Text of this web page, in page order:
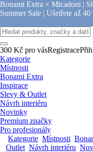
Bonami Extra × Micadoni |
Summer Sale | Ušetřete až
300 Kč pro vásRegistrace
Kategorie
Místnosti
Bonami Extra
Inspirace
Slevy & Outlet
Návrh interiéru
Novinky
Premium značky
Pro profesionály
Kategorie Místnosti
Outlet Návrh interiéru